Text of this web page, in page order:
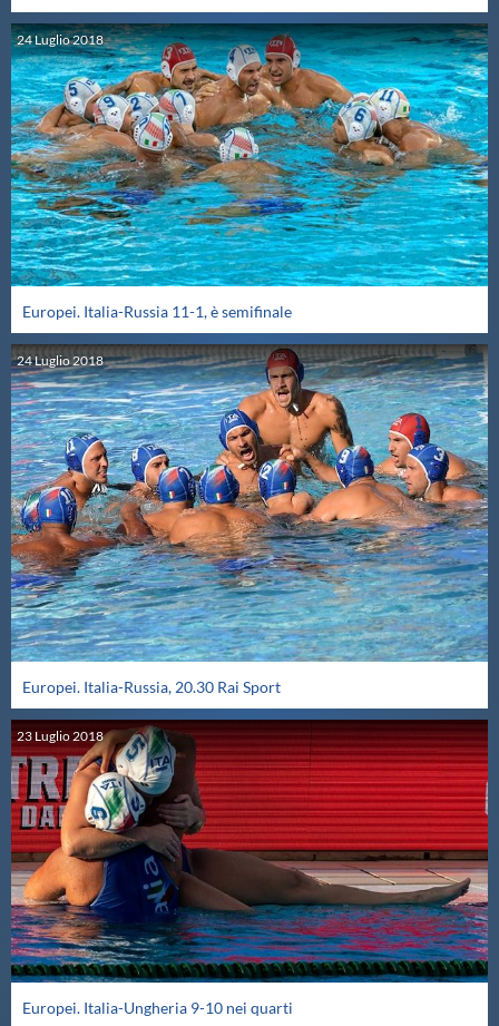
24Luglio2018
Europei. Italia-Russia 11-1, è semifinale
24Luglio2018
Europei. Italia-Russia, 20.30 Rai Sport
23Luglio2018
Europei. Italia-Ungheria 9-10 nei quarti